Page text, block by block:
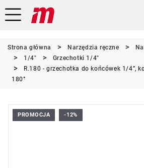
Strona główna Narzędzia ręczne
1/4"
Grzechotki 1/4"
R.180 - grzechotka do końcówek 1/4”,
180°
PROMOCJA -12%